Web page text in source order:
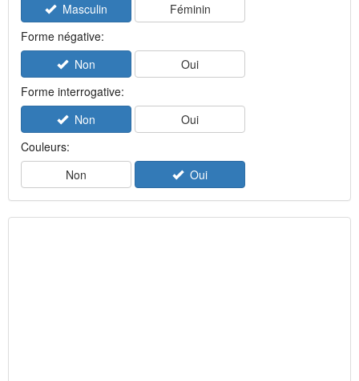
Masculin
Féminin
Forme négative:
Non
Oui
Forme interrogative:
Non
Oui
Couleurs:
Non
Oui